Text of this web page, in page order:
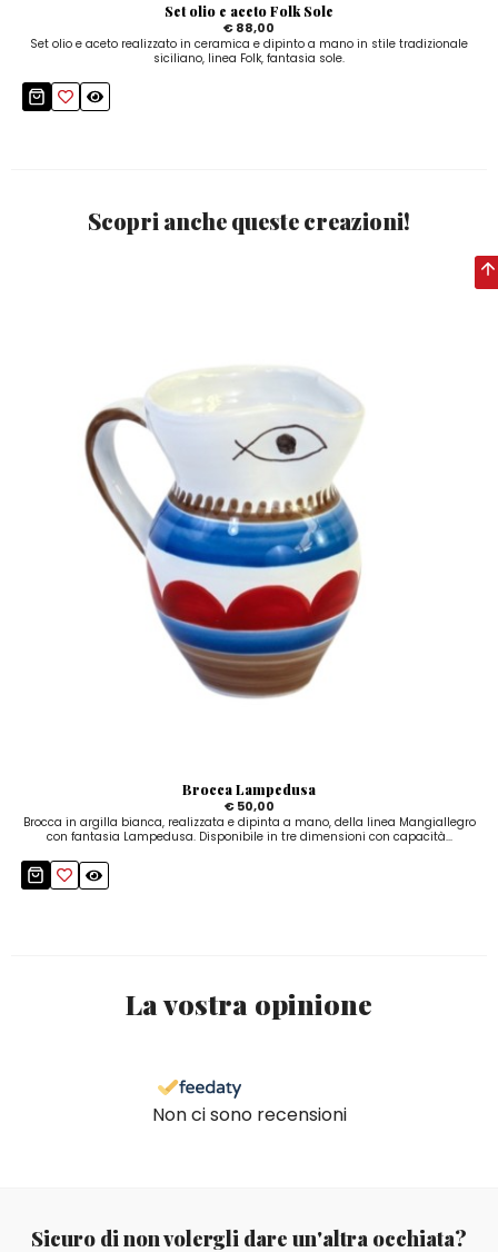
Set olio e aceto Folk Sole
€ 88,00
Set olio e aceto realizzato in ceramica e dipinto a mano in stile tradizionale
siciliano, linea Folk, fantasia sole.
Scopri anche queste creazioni!
Brocca Lampedusa
€ 50,00
Brocca in argilla bianca, realizzata e dipinta a mano, della linea Mangiallegro
con fantasia Lampedusa. Disponibile in tre dimensioni con capacità...
La vostra opinione
Non ci sono recensioni
Sicuro di non volergli dare un'altra occhiata?